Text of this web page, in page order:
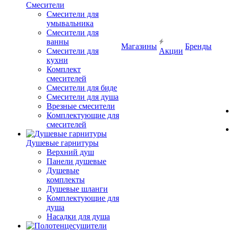
Смесители
Смесители для
умывальника
Смесители для
ванны
Смесители для
кухни
Комплект
смесителей
Смесители для биде
Смесители для душа
Врезные смесители
Комплектующие для
смесителей
Душевые гарнитуры
Верхний душ
Панели душевые
Душевые
комплекты
Душевые шланги
Комплектующие для
душа
Насадки для душа
Магазины
Акции
Бренды